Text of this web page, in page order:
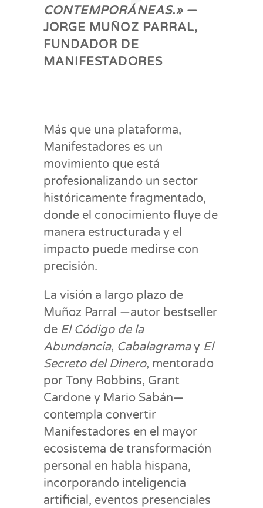
CONTEMPORÁNEAS.»—
JORGE MUÑOZ PARRAL,
FUNDADOR DE
MANIFESTADORES
Más que una plataforma,
Manifestadores es un
movimiento que está
profesionalizando un sector
históricamente fragmentado,
donde el conocimiento fluye de
manera estructurada y el
impacto puede medirse con
precisión.
La visión a largo plazo de
Muñoz Parral —autor bestseller
de El Código de la
Abundancia, Cabalagramay El
Secreto del Dinero, mentorado
por Tony Robbins, Grant
Cardone y Mario Sabán—
contempla convertir
Manifestadores en el mayor
ecosistema de transformación
personal en habla hispana,
incorporando inteligencia
artificial, eventos presenciales